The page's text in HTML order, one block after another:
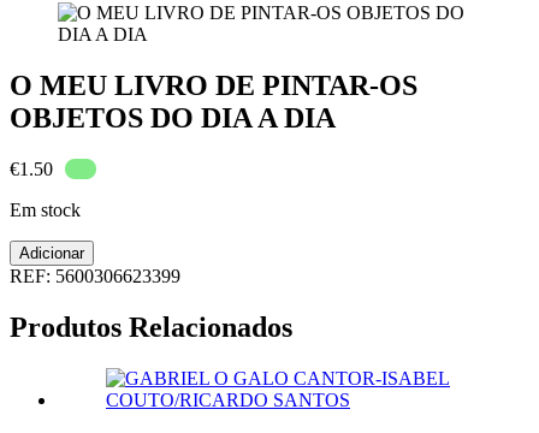
O MEU LIVRO DE PINTAR-OS
OBJETOS DO DIA A DIA
€1.50
Em stock
Quantidade
de
MEU
LIVRO
Adicionar
REF: 5600306623399
Produtos Relacionados